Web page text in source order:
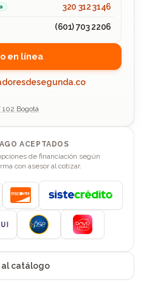
320 312 3146
(601) 703 2206
en línea
102 Bogotá
ACEPTADOS
de financiación según
con asesor al cotizar.
Express
Discover
al catálogo